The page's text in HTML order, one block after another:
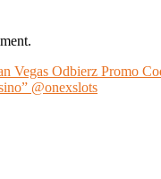
Vegas Odbierz Promo
@onexslots